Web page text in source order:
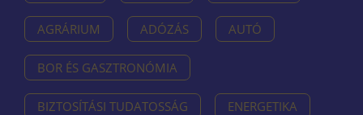
AGRÁRIUM ADÓZÁS AUTÓ
BOR ÉS GASZTRONÓMIA
BIZTOSÍTÁSI TUDATOSSÁG ENERGETIKA